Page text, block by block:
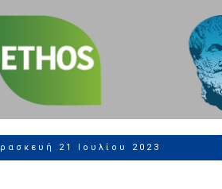
Compliance Leaders
21 Ιουλίου 2023